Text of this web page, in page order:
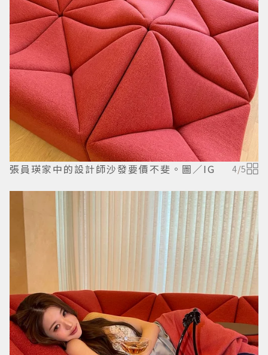
張員瑛家中的設計師沙發要價不斐。圖／IG 4/5